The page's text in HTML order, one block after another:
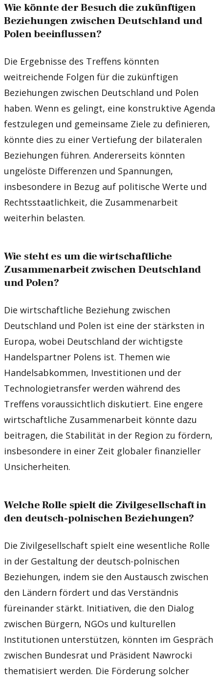
Wie könnte der Besuch die zukünftigen
Beziehungen zwischen Deutschland und
Polen beeinflussen?
Die Ergebnisse des Treffens könnten
weitreichende Folgen für die zukünftigen
Beziehungen zwischen Deutschland und Polen
haben. Wenn es gelingt, eine konstruktive Agenda
festzulegen und gemeinsame Ziele zu definieren,
könnte dies zu einer Vertiefung der bilateralen
Beziehungen führen. Andererseits könnten
ungelöste Differenzen und Spannungen,
insbesondere in Bezug auf politische Werte und
Rechtsstaatlichkeit, die Zusammenarbeit
weiterhin belasten.
Wie steht es um die wirtschaftliche
Zusammenarbeit zwischen Deutschland
und Polen?
Die wirtschaftliche Beziehung zwischen
Deutschland und Polen ist eine der stärksten in
Europa, wobei Deutschland der wichtigste
Handelspartner Polens ist. Themen wie
Handelsabkommen, Investitionen und der
Technologietransfer werden während des
Treffens voraussichtlich diskutiert. Eine engere
wirtschaftliche Zusammenarbeit könnte dazu
beitragen, die Stabilität in der Region zu fördern,
insbesondere in einer Zeit globaler finanzieller
Unsicherheiten.
Welche Rolle spielt die Zivilgesellschaft in
den deutsch-polnischen Beziehungen?
Die Zivilgesellschaft spielt eine wesentliche Rolle
in der Gestaltung der deutsch-polnischen
Beziehungen, indem sie den Austausch zwischen
den Ländern fördert und das Verständnis
füreinander stärkt. Initiativen, die den Dialog
zwischen Bürgern, NGOs und kulturellen
Institutionen unterstützen, könnten im Gespräch
zwischen Bundesrat und Präsident Nawrocki
thematisiert werden. Die Förderung solcher